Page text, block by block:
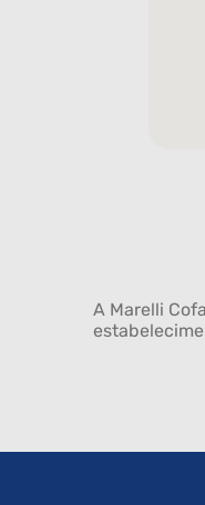
A Marelli